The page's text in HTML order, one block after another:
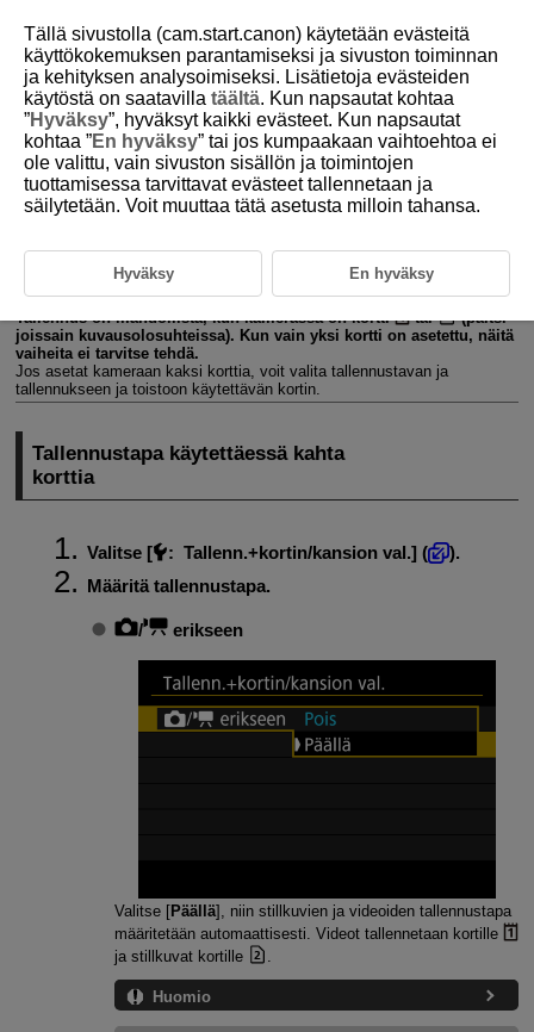
D305-201
Kortin valitseminen
tallennusta/toistoa varten
Tallennus/toisto käytettäessä kahta korttia
Tallennus on mahdollista, kun kamerassa on kortti tai
(paitsi
joissain kuvausolosuhteissa). Kun vain yksi kortti on asetettu, näitä
vaiheita ei tarvitse tehdä.
Jos asetat kameraan kaksi korttia, voit valita tallennustavan ja
tallennukseen ja toistoon käytettävän kortin.
Tallennustapa käytettäessä kahta
korttia
Valitse [ : Tallenn.+kortin/kansion val.] (
).
Määritä tallennustapa.
/ erikseen
Valitse [Päällä], niin stillkuvien ja videoiden tallennustapa
määritetään automaattisesti. Videot tallennetaan kortille
ja stillkuvat kortille
Huomio
Tällä sivustolla (cam.start.canon) käytetään evästeitä
käyttökokemuksen parantamiseksi ja sivuston toiminnan
ja kehityksen analysoimiseksi. Lisätietoja evästeiden
käytöstä on saatavilla täältä. Kun napsautat kohtaa
”Hyväksy”, hyväksyt kaikki evästeet. Kun napsautat
kohtaa ”En hyväksy” tai jos kumpaakaan vaihtoehtoa ei
ole valittu, vain sivuston sisällön ja toimintojen
tuottamisessa tarvittavat evästeet tallennetaan ja
säilytetään. Voit muuttaa tätä asetusta milloin tahansa.
Hyväksy En hyväksy